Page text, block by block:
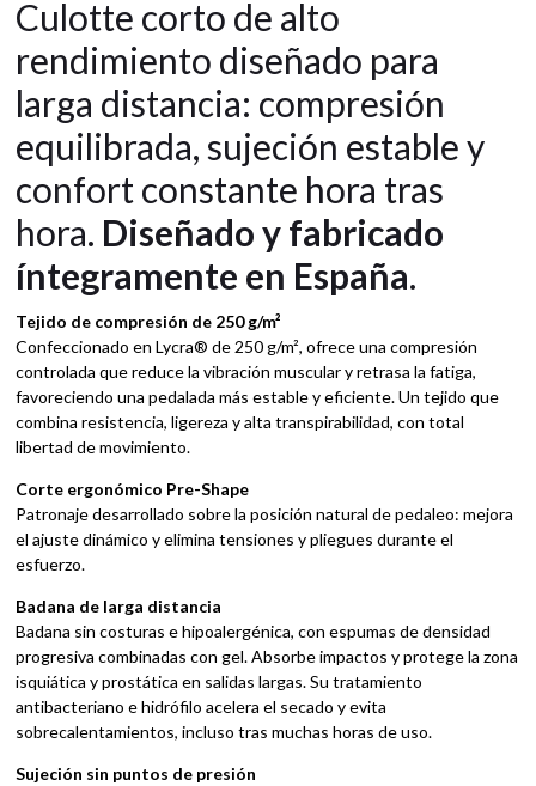
Culotte corto de alto
rendimiento diseñado para
larga distancia: compresión
equilibrada, sujeción estable y
confort constante hora tras
hora. Diseñado y fabricado
íntegramente en España.
Tejido de compresión de 250 g/m²
Confeccionado en Lycra® de 250 g/m², ofrece una compresión
controlada que reduce la vibración muscular y retrasa la fatiga,
favoreciendo una pedalada más estable y eficiente. Un tejido que
combina resistencia, ligereza y alta transpirabilidad, con total
libertad de movimiento.
Corte ergonómico Pre-Shape
Patronaje desarrollado sobre la posición natural de pedaleo: mejora
el ajuste dinámico y elimina tensiones y pliegues durante el
esfuerzo.
Badana de larga distancia
Badana sin costuras e hipoalergénica, con espumas de densidad
progresiva combinadas con gel. Absorbe impactos y protege la zona
isquiática y prostática en salidas largas. Su tratamiento
antibacteriano e hidrófilo acelera el secado y evita
sobrecalentamientos, incluso tras muchas horas de uso.
Sujeción sin puntos de presión